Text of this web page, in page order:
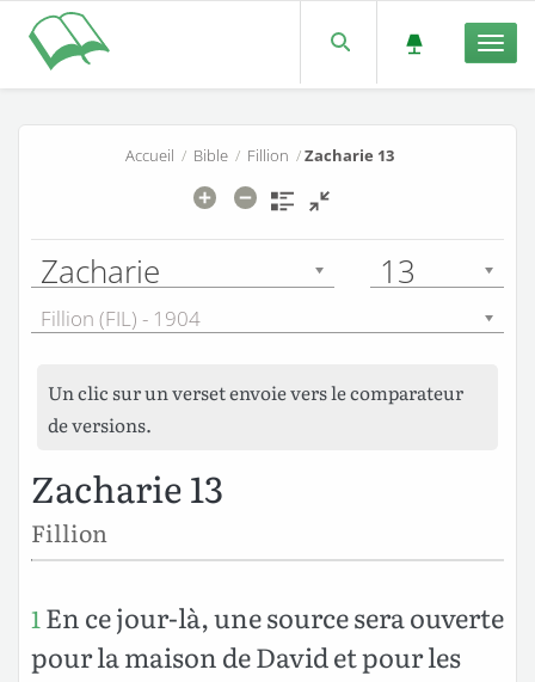
Accueil / Bible/ Fillion /Zacharie 13
Zacharie 13
Fillion (FIL) - 1904
Un clic sur un verset envoie vers le comparateur
de versions.
Zacharie 13
Fillion
1 En ce jour-là, une source sera ouverte
pour la maison de David et pour les